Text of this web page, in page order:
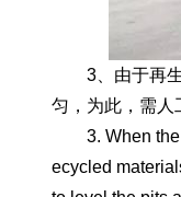
3、由于再生
匀，为此，需人
3. When the
ecycled